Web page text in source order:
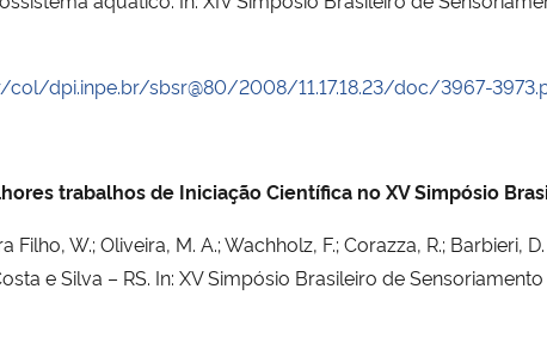
col/dpi.inpe.br/sbsr@80/2008/11.17.18.23/doc/3967-
trabalhos de Iniciação Científica no XV Simpósio
Filho, W.; Oliveira, M. A.; Wachholz, F.; Corazza, R.;
e Silva – RS. In: XV Simpósio Brasileiro de